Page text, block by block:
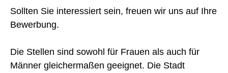
Sollten Sie interessiert sein, freuen wir uns auf Ihre
Bewerbung.
Die Stellen sind sowohl für Frauen als auch für
Männer gleichermaßen geeignet. Die Stadt